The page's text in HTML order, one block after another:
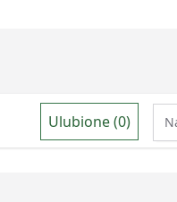
Ulubione (0)